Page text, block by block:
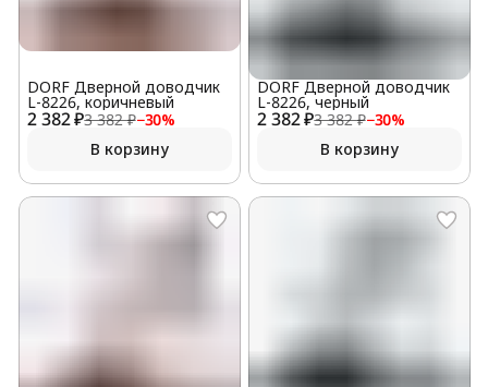
2 382 ₽3 382 ₽−30%
DORF Дверной доводчик
L-8226, коричневый
В корзину
2 382 ₽3 382 ₽−30%
DORF Дверной доводчик
L-8226, черный
В корзину